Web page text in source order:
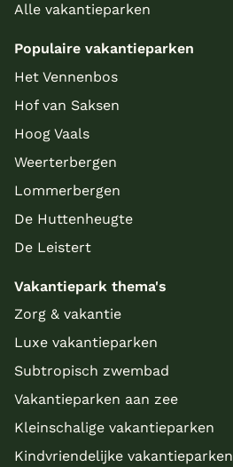
Alle vakantieparken
Populaire vakantieparken
Het Vennenbos
Hof van Saksen
Hoog Vaals
Weerterbergen
Lommerbergen
De Huttenheugte
De Leistert
Vakantiepark thema's
Zorg & vakantie
Luxe vakantieparken
Subtropisch zwembad
Vakantieparken aan zee
Kleinschalige vakantieparken
Kindvriendelijke vakantieparken